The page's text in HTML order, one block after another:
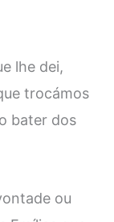
lhe dei,
trocámos
bater dos
ou